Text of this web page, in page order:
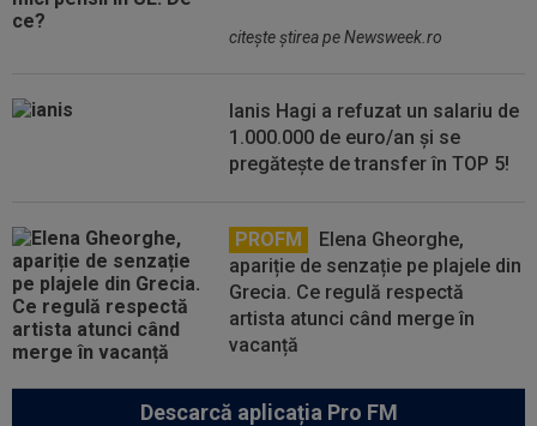
citeşte ştirea pe Newsweek.ro
Ianis Hagi a refuzat un salariu de
1.000.000 de euro/an și se
pregătește de transfer în TOP 5!
PROFM
Elena Gheorghe,
apariție de senzație pe plajele din
Grecia. Ce regulă respectă
artista atunci când merge în
vacanță
Descarcă aplicația Pro FM